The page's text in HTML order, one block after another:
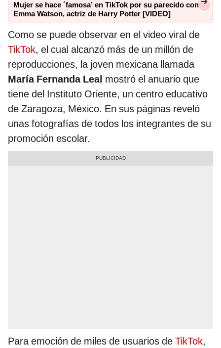
Mujer se hace ´famosa’ en TikTok por su parecido con
Emma Watson, actriz de Harry Potter [VIDEO]
Como se puede observar en el video viral de
TikTok, el cual alcanzó más de un millón de
reproducciones, la joven mexicana llamada
María Fernanda Leal mostró el anuario que
tiene del Instituto Oriente, un centro educativo
de Zaragoza, México. En sus páginas reveló
unas fotografías de todos los integrantes de su
promoción escolar.
Para emoción de miles de usuarios de TikTok,